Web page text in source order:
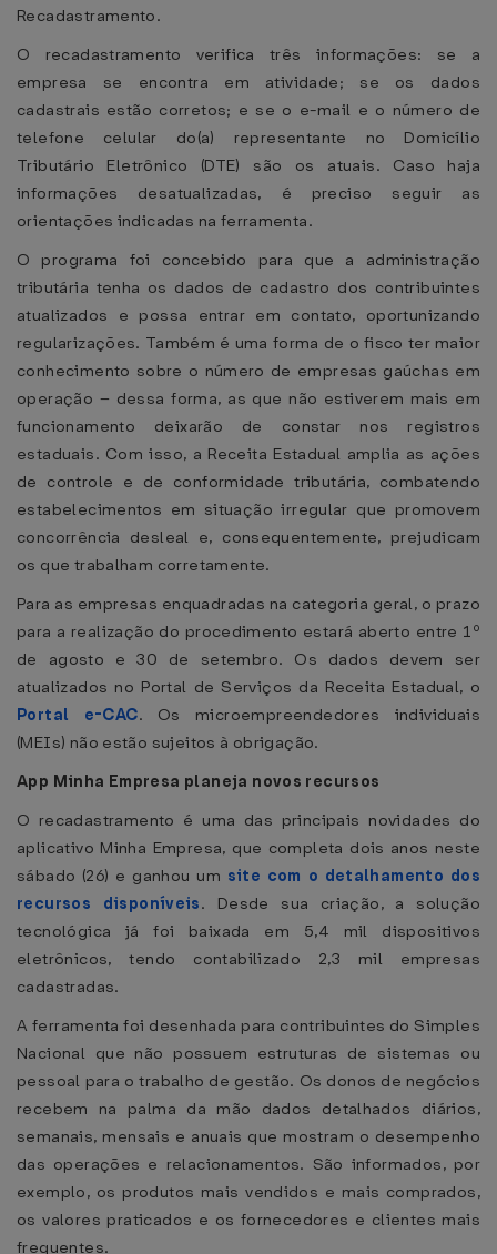
Recadastramento.
O recadastramento verifica três informações: se a
empresa se encontra em atividade; se os dados
cadastrais estão corretos; e se o e-mail e o número de
telefone celular do(a) representante no Domicílio
Tributário Eletrônico (DTE) são os atuais. Caso haja
informações desatualizadas, é preciso seguir as
orientações indicadas na ferramenta.
O programa foi concebido para que a administração
tributária tenha os dados de cadastro dos contribuintes
atualizados e possa entrar em contato, oportunizando
regularizações. Também é uma forma de o fisco ter maior
conhecimento sobre o número de empresas gaúchas em
operação – dessa forma, as que não estiverem mais em
funcionamento deixarão de constar nos registros
estaduais. Com isso, a Receita Estadual amplia as ações
de controle e de conformidade tributária, combatendo
estabelecimentos em situação irregular que promovem
concorrência desleal e, consequentemente, prejudicam
os que trabalham corretamente.
Para as empresas enquadradas na categoria geral, o prazo
para a realização do procedimento estará aberto entre 1º
de agosto e 30 de setembro. Os dados devem ser
atualizados no Portal de Serviços da Receita Estadual, o
Portal e-CAC. Os microempreendedores individuais
(MEIs) não estão sujeitos à obrigação.
App Minha Empresa planeja novos recursos
O recadastramento é uma das principais novidades do
aplicativo Minha Empresa, que completa dois anos neste
sábado (26) e ganhou um site com o detalhamento dos
recursos disponíveis. Desde sua criação, a solução
tecnológica já foi baixada em 5,4 mil dispositivos
eletrônicos, tendo contabilizado 2,3 mil empresas
cadastradas.
A ferramenta foi desenhada para contribuintes do Simples
Nacional que não possuem estruturas de sistemas ou
pessoal para o trabalho de gestão. Os donos de negócios
recebem na palma da mão dados detalhados diários,
semanais, mensais e anuais que mostram o desempenho
das operações e relacionamentos. São informados, por
exemplo, os produtos mais vendidos e mais comprados,
os valores praticados e os fornecedores e clientes mais
frequentes.